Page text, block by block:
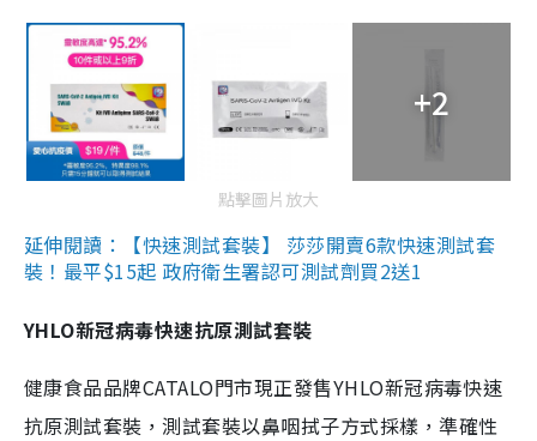
+2
點擊圖片放大
延伸閱讀：【快速測試套裝】 莎莎開賣6款快速測試套
裝！最平$15起 政府衛生署認可測試劑買2送1
YHLO新冠病毒快速抗原測試套裝
健康食品品牌CATALO門市現正發售YHLO新冠病毒快速
抗原測試套裝，測試套裝以鼻咽拭子方式採樣，準確性